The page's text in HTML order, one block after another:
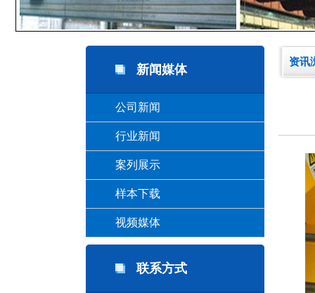
新闻媒体
公司新闻
行业新闻
案列展示
样本下载
视频媒体
联系方式
资讯